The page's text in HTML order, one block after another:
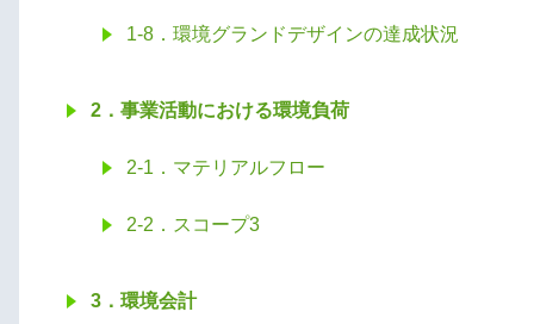
1-8．環境グランドデザインの達成状況
2．事業活動における環境負荷
2-1．マテリアルフロー
2-2．スコープ3
3．環境会計